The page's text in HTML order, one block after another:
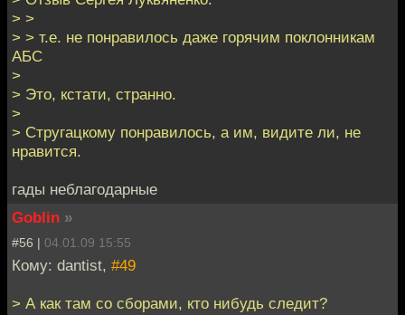
> >
> > т.е. не понравилось даже горячим поклонникам
АБС
>
> Это, кстати, странно.
>
> Стругацкому понравилось, а им, видите ли, не
нравится.
гады неблагодарные
Goblin »
#56 | 04.01.09 15:55
Кому: dantist, #49
> А как там со сборами, кто нибудь следит?